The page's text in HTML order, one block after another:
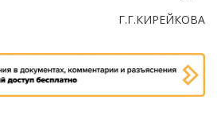
Г.Г.КИРЕЙКОВА